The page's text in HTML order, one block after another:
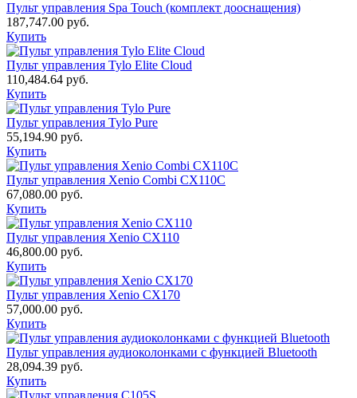
Пульт управления Spa Touch (комплект дооснащения)
187,747.00 руб.
Купить
Пульт управления Tylo Elite Cloud
110,484.64 руб.
Купить
Пульт управления Tylo Pure
55,194.90 руб.
Купить
Пульт управления Xenio Combi CX110C
67,080.00 руб.
Купить
Пульт управления Xenio CX110
46,800.00 руб.
Купить
Пульт управления Xenio CX170
57,000.00 руб.
Купить
Пульт управления аудиоколонками с функцией Bluetooth
28,094.39 руб.
Купить